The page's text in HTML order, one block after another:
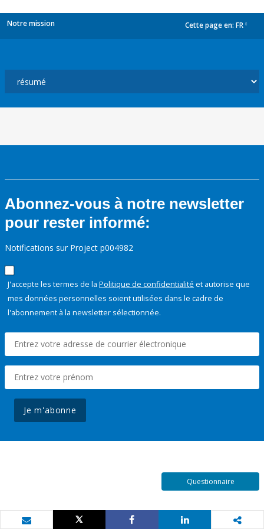
Notre mission Cette page en: FR
Abonnez-vous à notre newsletter
pour rester informé:
Notifications sur Project p004982
J'accepte les termes de la Politique de confidentialité et autorise que
mes données personnelles soient utilisées dans le cadre de
l'abonnement à la newsletter sélectionnée.
Je m'abonne
Questionnaire